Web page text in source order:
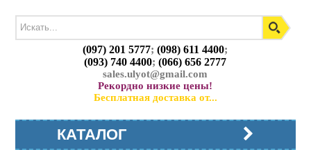
(097) 201 5777;(098) 611 4400;
(093) 740 4400;(066) 656 2777
sales.ulyot@gmail.com
Рекордно низкие цены!
Бесплатная доставка от...
КАТАЛОГ